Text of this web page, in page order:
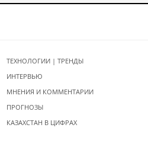
ТЕХНОЛОГИИ | ТРЕНДЫ
ИНТЕРВЬЮ
МНЕНИЯ И КОММЕНТАРИИ
ПРОГНОЗЫ
КАЗАХСТАН В ЦИФРАХ